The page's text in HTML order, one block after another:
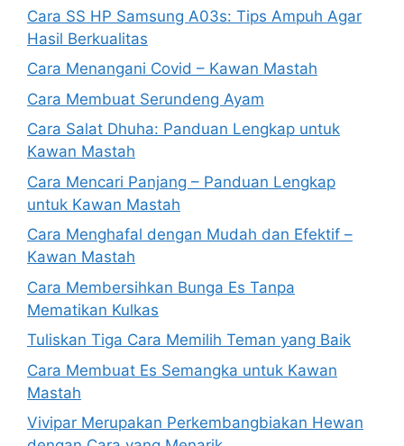
Cara SS HP Samsung A03s: Tips Ampuh Agar
Hasil Berkualitas
Cara Menangani Covid – Kawan Mastah
Cara Membuat Serundeng Ayam
Cara Salat Dhuha: Panduan Lengkap untuk
Kawan Mastah
Cara Mencari Panjang – Panduan Lengkap
untuk Kawan Mastah
Cara Menghafal dengan Mudah dan Efektif –
Kawan Mastah
Cara Membersihkan Bunga Es Tanpa
Mematikan Kulkas
Tuliskan Tiga Cara Memilih Teman yang Baik
Cara Membuat Es Semangka untuk Kawan
Mastah
Vivipar Merupakan Perkembangbiakan Hewan